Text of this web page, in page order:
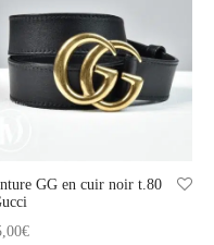
GG en cuir noir t.80
€